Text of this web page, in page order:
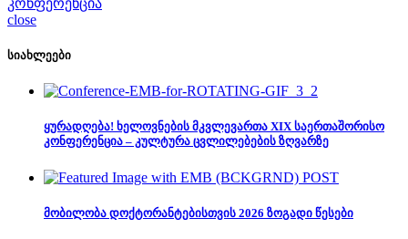
close
სიახლეები
ყურადღება! ხელოვნების მკვლევართა XIX საერთაშორისო
კონფერენცია – კულტურა ცვლილებების ზღვარზე
მობილობა დოქტორანტებისთვის 2026 ზოგადი წესები